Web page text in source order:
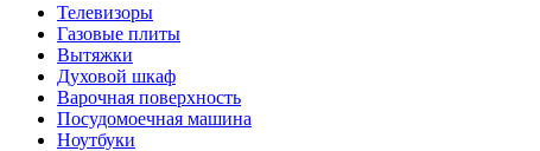
Телевизоры
Газовые плиты
Вытяжки
Духовой шкаф
Варочная поверхность
Посудомоечная машина
Ноутбуки